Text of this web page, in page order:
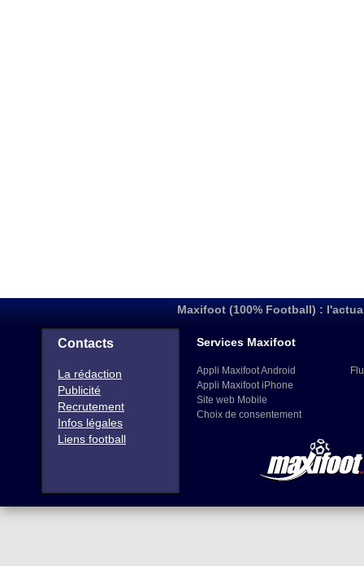
Maxifoot (100% Football) :
Contacts
La rédaction
Publicité
Recrutement
Infos légales
Liens football
Services Maxifoot
Appli Maxifoot Android
Appli Maxifoot iPhone
Site web Mobile
Choix de consentement